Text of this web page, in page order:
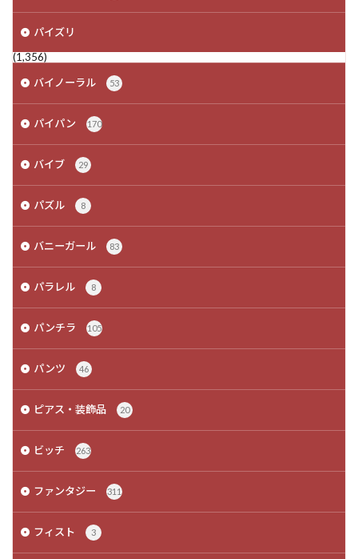
パイズリ
(1,356)
バイノーラル
53
パイパン 170
バイブ 29
パズル 8
バニーガール 83
パラレル 8
パンチラ 105
パンツ 46
ピアス・装飾品 20
ビッチ 263
ファンタジー 311
フィスト 3